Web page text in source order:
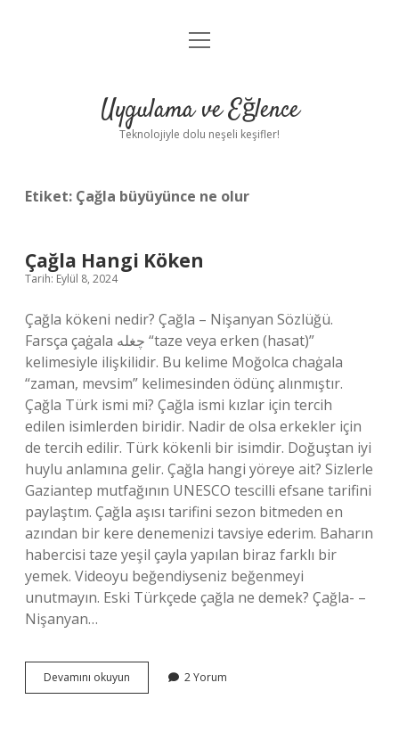
Anasayfa
Yasal Uyarı
menüyü
Uygulama ve Eğlence
Teknolojiyle dolu neşeli keşifler!
Etiket: Çağla büyüyünce ne olur
Çağla Hangi Köken
Tarih: Eylül 8, 2024
Çağla kökeni nedir? Çağla – Nişanyan Sözlüğü.
Farsça çaġala چغله “taze veya erken (hasat)”
kelimesiyle ilişkilidir. Bu kelime Moğolca chaġala
“zaman, mevsim” kelimesinden ödünç alınmıştır.
Çağla Türk ismi mi? Çağla ismi kızlar için tercih
edilen isimlerden biridir. Nadir de olsa erkekler için
de tercih edilir. Türk kökenli bir isimdir. Doğuştan iyi
huylu anlamına gelir. Çağla hangi yöreye ait? Sizlerle
Gaziantep mutfağının UNESCO tescilli efsane tarifini
paylaştım. Çağla aşısı tarifini sezon bitmeden en
azından bir kere denemenizi tavsiye ederim. Baharın
habercisi taze yeşil çayla yapılan biraz farklı bir
yemek. Videoyu beğendiyseniz beğenmeyi
unutmayın. Eski Türkçede çağla ne demek? Çağla- –
Nişanyan…
Devamını okuyun
Hangi
2 Yorum